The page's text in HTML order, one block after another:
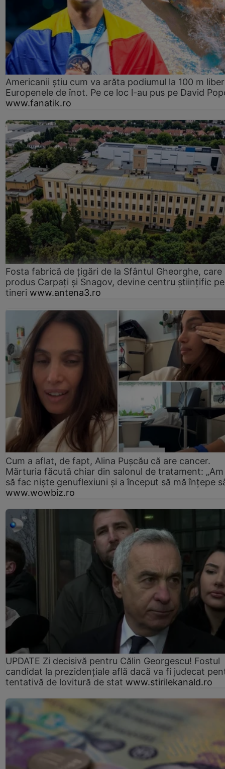
Americanii știu cum va arăta podiumul la 100 m
Europenele de înot. Pe ce loc l-au pus pe David
www.fanatik.ro
Fosta fabrică de țigări de la Sfântul Gheorghe, care
produs Carpați și Snagov, devine centru științific
tineri www.antena3.ro
Cum a aflat, de fapt, Alina Pușcău că are cancer.
Mărturia făcută chiar din salonul de tratament:
să fac niște genuflexiuni și a început să mă înțepe
www.wowbiz.ro
UPDATE Zi decisivă pentru Călin Georgescu! Fostul
candidat la prezidențiale află dacă va fi judecat
tentativă de lovitură de stat www.stirilekanald.ro